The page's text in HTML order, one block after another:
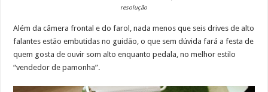
resolução
Além da câmera frontal e do farol, nada menos que seis drives de alto
falantes estão embutidas no guidão, o que sem dúvida fará a festa de
quem gosta de ouvir som alto enquanto pedala, no melhor estilo
“vendedor de pamonha”.